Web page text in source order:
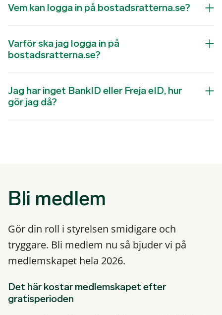
Vem kan logga in på bostadsratterna.se?
Varför ska jag logga in på
bostadsratterna.se?
Jag har inget BankID eller Freja eID, hur
gör jag då?
Bli medlem
Gör din roll i styrelsen smidigare och
tryggare. Bli medlem nu så bjuder vi på
medlemskapet hela 2026.
Det här kostar medlemskapet efter
gratisperioden